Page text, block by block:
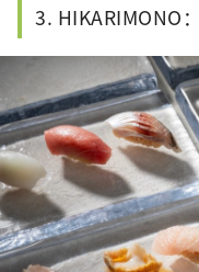
3. HIKARIMONO